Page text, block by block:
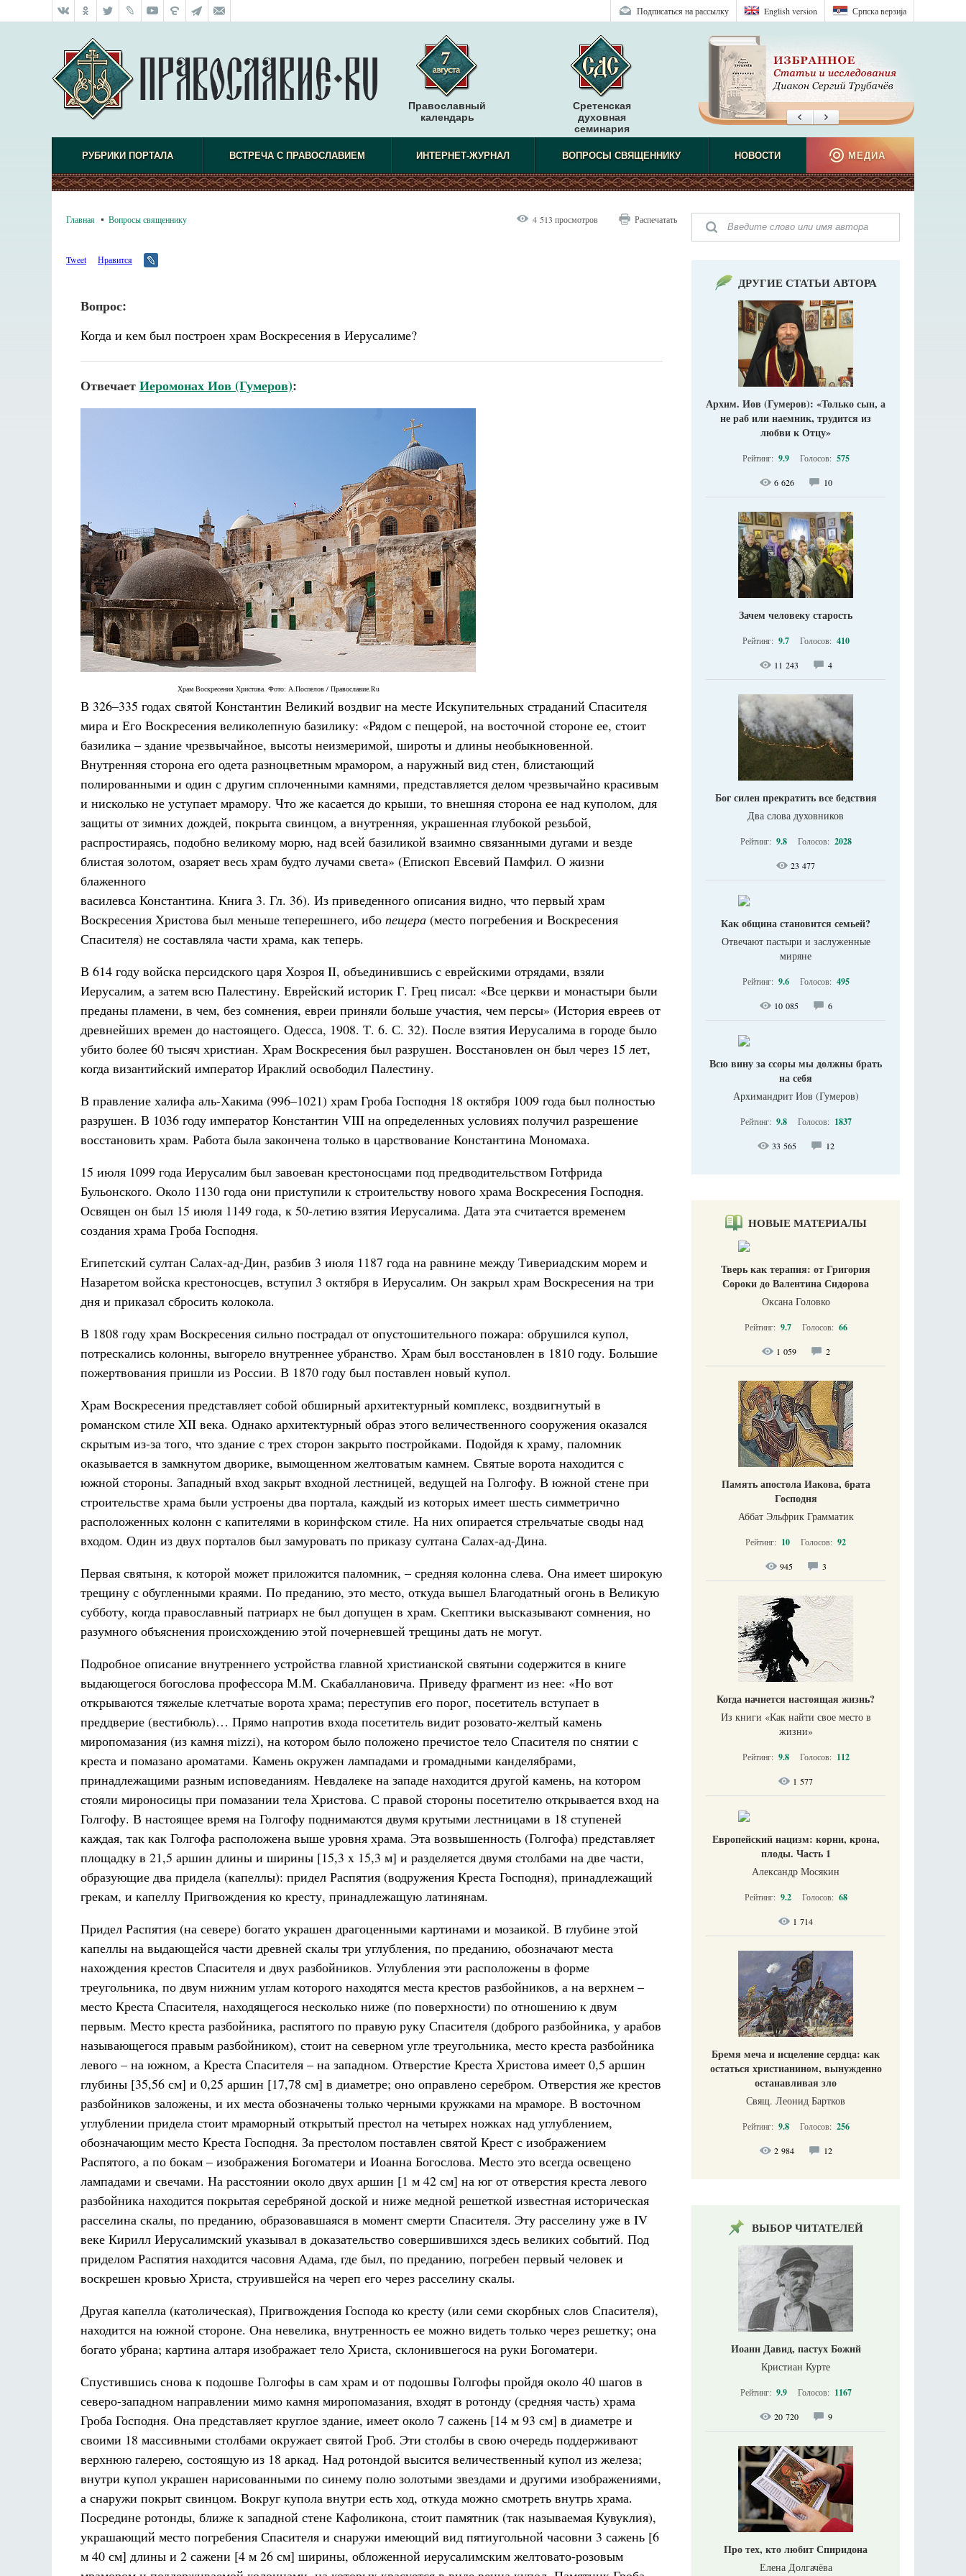
Српска верзиjа
English version
Подписаться на рассылку
Православный
календарь
Сретенская
духовная
семинария
РУБРИКИ ПОРТАЛА ВСТРЕЧА С ПРАВОСЛАВИЕМ ИНТЕРНЕТ-ЖУРНАЛ ВОПРОСЫ СВЯЩЕННИКУ НОВОСТИ МЕДИА
Главная Вопросы священнику 4 513 просмотров Распечатать
Tweet Нравится
Вопрос:
Когда и кем был построен храм Воскресения в Иерусалиме?
ОтвечаетИеромонах Иов (Гумеров):
Храм Воскресения Христова. Фото: А.Поспелов / Православие.Ru
В 326–335 годах святой Константин Великий воздвиг на месте Искупительных страданий Спасителя
мира и Его Воскресения великолепную базилику: «Рядом с пещерой, на восточной стороне ее, стоит
базилика – здание чрезвычайное, высоты неизмеримой, широты и длины необыкновенной.
Внутренняя сторона его одета разноцветным мрамором, а наружный вид стен, блистающий
полированными и один с другим сплоченными камнями, представляется делом чрезвычайно красивым
и нисколько не уступает мрамору. Что же касается до крыши, то внешняя сторона ее над куполом, для
защиты от зимних дождей, покрыта свинцом, а внутренняя, украшенная глубокой резьбой,
распростираясь, подобно великому морю, над всей базиликой взаимно связанными дугами и везде
блистая золотом, озаряет весь храм будто лучами света» (Епископ Евсевий Памфил. О жизни
блаженного
василевса Константина. Книга 3. Гл. 36). Из приведенного описания видно, что первый храм
Воскресения Христова был меньше теперешнего, ибо пещера (место погребения и Воскресения
Спасителя) не составляла части храма, как теперь.
В 614 году войска персидского царя Хозроя II, объединившись с еврейскими отрядами, взяли
Иерусалим, а затем всю Палестину. Еврейский историк Г. Грец писал: «Все церкви и монастыри были
преданы пламени, в чем, без сомнения, евреи приняли больше участия, чем персы» (История евреев от
древнейших времен до настоящего. Одесса, 1908. Т. 6. С. 32). После взятия Иерусалима в городе было
убито более 60 тысяч христиан. Храм Воскресения был разрушен. Восстановлен он был через 15 лет,
когда византийский император Ираклий освободил Палестину.
В правление халифа аль-Хакима (996–1021) храм Гроба Господня 18 октября 1009 года был полностью
разрушен. В 1036 году император Константин VIII на определенных условиях получил разрешение
восстановить храм. Работа была закончена только в царствование Константина Мономаха.
15 июля 1099 года Иерусалим был завоеван крестоносцами под предводительством Готфрида
Бульонского. Около 1130 года они приступили к строительству нового храма Воскресения Господня.
Освящен он был 15 июля 1149 года, к 50-летию взятия Иерусалима. Дата эта считается временем
создания храма Гроба Господня.
Египетский султан Салах-ад-Дин, разбив 3 июля 1187 года на равнине между Тивериадским морем и
Назаретом войска крестоносцев, вступил 3 октября в Иерусалим. Он закрыл храм Воскресения на три
дня и приказал сбросить колокола.
В 1808 году храм Воскресения сильно пострадал от опустошительного пожара: обрушился купол,
потрескались колонны, выгорело внутреннее убранство. Храм был восстановлен в 1810 году. Большие
пожертвования пришли из России. В 1870 году был поставлен новый купол.
Храм Воскресения представляет собой обширный архитектурный комплекс, воздвигнутый в
романском стиле XII века. Однако архитектурный образ этого величественного сооружения оказался
скрытым из-за того, что здание с трех сторон закрыто постройками. Подойдя к храму, паломник
оказывается в замкнутом дворике, вымощенном желтоватым камнем. Святые ворота находится с
южной стороны. Западный вход закрыт входной лестницей, ведущей на Голгофу. В южной стене при
строительстве храма были устроены два портала, каждый из которых имеет шесть симметрично
расположенных колонн с капителями в коринфском стиле. На них опирается стрельчатые своды над
входом. Один из двух порталов был замуровать по приказу султана Салах-ад-Дина.
Первая святыня, к которой может приложится паломник, – средняя колонна слева. Она имеет широкую
трещину с обугленными краями. По преданию, это место, откуда вышел Благодатный огонь в Великую
субботу, когда православный патриарх не был допущен в храм. Скептики высказывают сомнения, но
разумного объяснения происхождению этой почерневшей трещины дать не могут.
Подробное описание внутреннего устройства главной христианской святыни содержится в книге
выдающегося богослова профессора М.М. Скабаллановича. Приведу фрагмент из нее: «Но вот
открываются тяжелые клетчатые ворота храма; переступив его порог, посетитель вступает в
преддверие (вестибюль)… Прямо напротив входа посетитель видит розовато-желтый камень
миропомазания (из камня mizzi), на котором было положено пречистое тело Спасителя по снятии с
креста и помазано ароматами. Камень окружен лампадами и громадными канделябрами,
принадлежащими разным исповеданиям. Невдалеке на западе находится другой камень, на котором
стояли мироносицы при помазании тела Христова. С правой стороны посетителю открывается вход на
Голгофу. В настоящее время на Голгофу поднимаются двумя крутыми лестницами в 18 ступеней
каждая, так как Голгофа расположена выше уровня храма. Эта возвышенность (Голгофа) представляет
площадку в 21,5 аршин длины и ширины [15,3 x 15,3 м] и разделяется двумя столбами на две части,
образующие два придела (капеллы): придел Распятия (водружения Креста Господня), принадлежащий
грекам, и капеллу Пригвождения ко кресту, принадлежащую латинянам.
Придел Распятия (на севере) богато украшен драгоценными картинами и мозаикой. В глубине этой
капеллы на выдающейся части древней скалы три углубления, по преданию, обозначают места
нахождения крестов Спасителя и двух разбойников. Углубления эти расположены в форме
треугольника, по двум нижним углам которого находятся места крестов разбойников, а на верхнем –
место Креста Спасителя, находящегося несколько ниже (по поверхности) по отношению к двум
первым. Место креста разбойника, распятого по правую руку Спасителя (доброго разбойника, у арабов
называющегося правым разбойником), стоит на северном угле треугольника, место креста разбойника
левого – на южном, а Креста Спасителя – на западном. Отверстие Креста Христова имеет 0,5 аршин
глубины [35,56 см] и 0,25 аршин [17,78 см] в диаметре; оно оправлено серебром. Отверстия же крестов
разбойников заложены, и их места обозначены только черными кружками на мраморе. В восточном
углублении придела стоит мраморный открытый престол на четырех ножках над углублением,
обозначающим место Креста Господня. За престолом поставлен святой Крест с изображением
Распятого, а по бокам – изображения Богоматери и Иоанна Богослова. Место это всегда освещено
лампадами и свечами. На расстоянии около двух аршин [1 м 42 см] на юг от отверстия креста левого
разбойника находится покрытая серебряной доской и ниже медной решеткой известная историческая
расселина скалы, по преданию, образовавшаяся в момент смерти Спасителя. Эту расселину уже в IV
веке Кирилл Иерусалимский указывал в доказательство совершившихся здесь великих событий. Под
приделом Распятия находится часовня Адама, где был, по преданию, погребен первый человек и
воскрешен кровью Христа, струившейся на череп его через расселину скалы.
Другая капелла (католическая), Пригвождения Господа ко кресту (или семи скорбных слов Спасителя),
находится на южной стороне. Она невелика, внутренность ее можно видеть только через решетку; она
богато убрана; картина алтаря изображает тело Христа, склонившегося на руки Богоматери.
Спустившись снова к подошве Голгофы в сам храм и от подошвы Голгофы пройдя около 40 шагов в
северо-западном направлении мимо камня миропомазания, входят в ротонду (средняя часть) храма
Гроба Господня. Она представляет круглое здание, имеет около 7 сажень [14 м 93 см] в диаметре и
своими 18 массивными столбами окружает святой Гроб. Эти столбы в свою очередь поддерживают
верхнюю галерею, состоящую из 18 аркад. Над ротондой высится величественный купол из железа;
внутри купол украшен нарисованными по синему полю золотыми звездами и другими изображениями,
а снаружи покрыт свинцом. Вокруг купола внутри есть ход, откуда можно смотреть внутрь храма.
Посредине ротонды, ближе к западной стене Кафоликона, стоит памятник (так называемая Кувуклия),
украшающий место погребения Спасителя и снаружи имеющий вид пятиугольной часовни 3 сажень [6
м 40 см] длины и 2 сажени [4 м 26 см] ширины, обложенной иерусалимским желтовато-розовым
ДРУГИЕ СТАТЬИ АВТОРА
Архим. Иов (Гумеров): «Только сын, а
не раб или наемник, трудится из
любви к Отцу»
Рейтинг: 9.9 Голосов: 575
6 626 10
Зачем человеку старость
Рейтинг: 9.7 Голосов: 410
11 243 4
Бог силен прекратить все бедствия
Два слова духовников
Рейтинг: 9.8 Голосов: 2028
23 477
Как община становится семьей?
Отвечают пастыри и заслуженные
миряне
Рейтинг: 9.6 Голосов: 495
10 085 6
Всю вину за ссоры мы должны брать
на себя
Архимандрит Иов (Гумеров)
Рейтинг: 9.8 Голосов: 1837
33 565 12
НОВЫЕ МАТЕРИАЛЫ
Тверь как терапия: от Григория
Сороки до Валентина Сидорова
Оксана Головко
Рейтинг: 9.7 Голосов: 66
1 059 2
Память апостола Иакова, брата
Господня
Аббат Эльфрик Грамматик
Рейтинг: 10 Голосов: 92
945 3
Когда начнется настоящая жизнь?
Из книги «Как найти свое место в
жизни​»
Рейтинг: 9.8 Голосов: 112
1 577
Европейский нацизм: корни, крона,
плоды. Часть 1
Александр Мосякин
Рейтинг: 9.2 Голосов: 68
1 714
Бремя меча и исцеление сердца: как
остаться христианином, вынужденно
останавливая зло
Свящ. Леонид Бартков
Рейтинг: 9.8 Голосов: 256
2 984 12
ВЫБОР ЧИТАТЕЛЕЙ
Иоанн Давид, пастух Божий
Кристиан Курте
Рейтинг: 9.9 Голосов: 1167
20 720 9
Про тех, кто любит Спиридона
Елена Долгачёва